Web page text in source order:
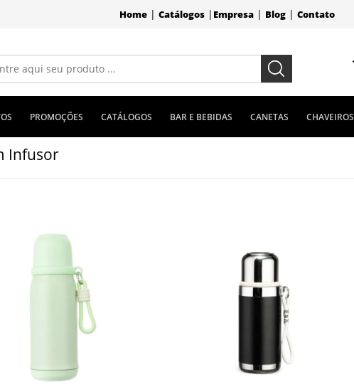
Home| Catálogos| Empresa| Blog| Contato
PROMOÇÕES CATÁLOGOS BAR E BEBIDAS CANETAS CHAVEIROS
Infusor